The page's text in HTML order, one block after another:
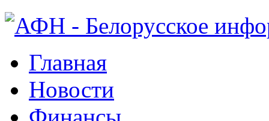
Главная
Новости